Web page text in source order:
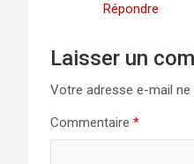
Répondre
Laisser un
Votre adresse e-mail ne
Commentaire *